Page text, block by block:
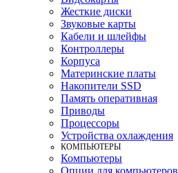
Жесткие диски
Звуковые карты
Кабели и шлейфы
Контроллеры
Корпуса
Материнские платы
Накопители SSD
Память оперативная
Приводы
Процессоры
Устройства охлаждения
КОМПЬЮТЕРЫ
Компьютеры
Опции для компьютеров